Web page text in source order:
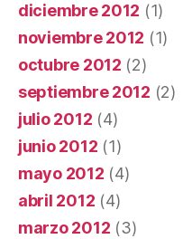
diciembre 2012 (1)
noviembre 2012 (1)
octubre 2012 (2)
septiembre 2012 (2)
julio 2012 (4)
junio 2012 (1)
mayo 2012 (4)
abril 2012 (4)
marzo 2012 (3)